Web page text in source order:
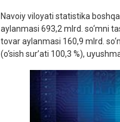
Navoiy viloyati statistika
aylanmasi 693,2 mlrd. so‘mni
tovar aylanmasi 160,9 mlrd.
(o‘sish sur’ati 100,3 %),